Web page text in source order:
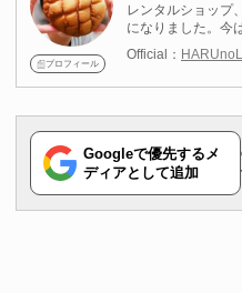
プロフィール
レンタルショップ
になりました。今
グルメを楽しむこ
近な便利グッズ、
Official：
Googleで優先するメ
ディアとして追加